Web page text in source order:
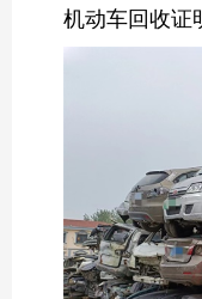
机动车回收证